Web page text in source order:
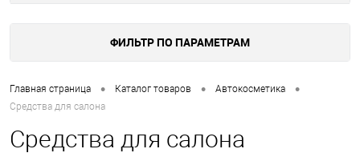
ФИЛЬТР ПО ПАРАМЕТРАМ
Главная страница • Каталог товаров • Автокосметика •
Средства для салона
Средства для салона